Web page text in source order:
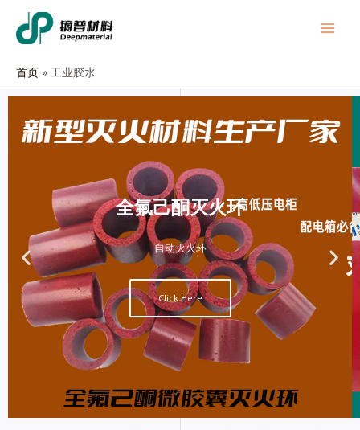
首页 工业胶水
全氟己酮灭火环
自动灭火环
Click Here